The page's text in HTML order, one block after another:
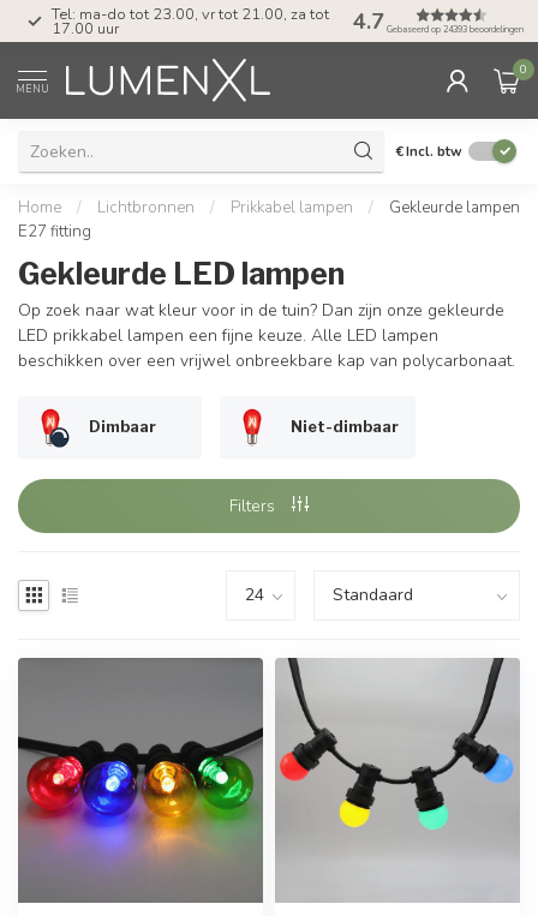
Tel: ma-do tot 23.00, vr tot 21.00, za tot
17.00 uur 4.7 Gebaseerd op 24393 beoordelingen
MENU
0
€Incl. btw
Home / Lichtbronnen / Prikkabel lampen /
Gekleurde lampen
E27 fitting
Gekleurde LED lampen
Op zoek naar wat kleur voor in de tuin? Dan zijn onze gekleurde
LED prikkabel lampen een fijne keuze. Alle LED lampen
beschikken over een vrijwel onbreekbare kap van polycarbonaat.
Dimbaar Niet-dimbaar
Filters